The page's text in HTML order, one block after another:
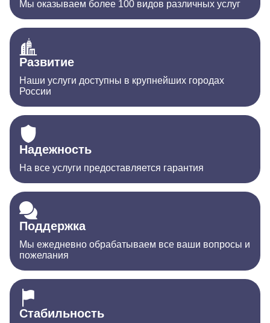
Мы оказываем более 100 видов различных услуг
Развитие
Наши услуги доступны в крупнейших городах
России
Надежность
На все услуги предоставляется гарантия
Поддержка
Мы ежедневно обрабатываем все ваши вопросы и
пожелания
Стабильность